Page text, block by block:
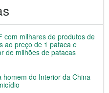
com milhares de produtos de
ao preço de 1 pataca e
de milhões de patacas
homem do Interior da China